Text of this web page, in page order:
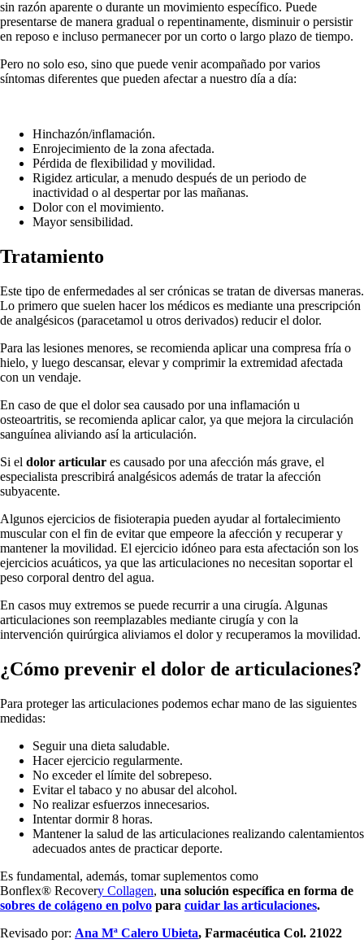
sin razón aparente o durante un movimiento específico. Puede
presentarse de manera gradual o repentinamente, disminuir o persistir
en reposo e incluso permanecer por un corto o largo plazo de tiempo.
Pero no solo eso, sino que puede venir acompañado por varios
síntomas diferentes que pueden afectar a nuestro día a día:
Hinchazón/inflamación.
Enrojecimiento de la zona afectada.
Pérdida de flexibilidad y movilidad.
Rigidez articular, a menudo después de un periodo de
inactividad o al despertar por las mañanas.
Dolor con el movimiento.
Mayor sensibilidad.
Tratamiento
Este tipo de enfermedades al ser crónicas se tratan de diversas maneras.
Lo primero que suelen hacer los médicos es mediante una prescripción
de analgésicos (paracetamol u otros derivados) reducir el dolor.
Para las lesiones menores, se recomienda aplicar una compresa fría o
hielo, y luego descansar, elevar y comprimir la extremidad afectada
con un vendaje.
En caso de que el dolor sea causado por una inflamación u
osteoartritis, se recomienda aplicar calor, ya que mejora la circulación
sanguínea aliviando así la articulación.
Si el dolor articular es causado por una afección más grave, el
especialista prescribirá analgésicos además de tratar la afección
subyacente.
Algunos ejercicios de fisioterapia pueden ayudar al fortalecimiento
muscular con el fin de evitar que empeore la afección y recuperar y
mantener la movilidad. El ejercicio idóneo para esta afectación son los
ejercicios acuáticos, ya que las articulaciones no necesitan soportar el
peso corporal dentro del agua.
En casos muy extremos se puede recurrir a una cirugía. Algunas
articulaciones son reemplazables mediante cirugía y con la
intervención quirúrgica aliviamos el dolor y recuperamos la movilidad.
¿Cómo prevenir el dolor de articulaciones?
Para proteger las articulaciones podemos echar mano de las siguientes
medidas:
Seguir una dieta saludable.
Hacer ejercicio regularmente.
No exceder el límite del sobrepeso.
Evitar el tabaco y no abusar del alcohol.
No realizar esfuerzos innecesarios.
Intentar dormir 8 horas.
Mantener la salud de las articulaciones realizando calentamientos
adecuados antes de practicar deporte.
Es fundamental, además, tomar suplementos como
Bonflex® Recovery Collagen, una solución específica en forma de
sobres de colágeno en polvo para cuidar las articulaciones.
Revisado por: Ana Mª Calero Ubieta, Farmacéutica Col. 21022